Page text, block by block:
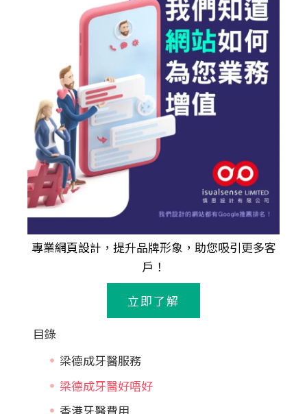
專業網頁設計 ，提升品牌形象，助您吸引更多客
戶！
立即了解
目錄
梁德成牙醫服務
梁德成牙醫好唔好
香港牙醫費用